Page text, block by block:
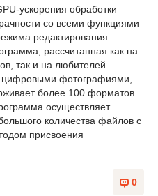
ускорения обработки
со всеми функциями
редактирования.
рассчитанная как на
так и на любителей.
цифровыми фотографиями,
более 100 форматов
осуществляет
количества файлов с
присвоения
0